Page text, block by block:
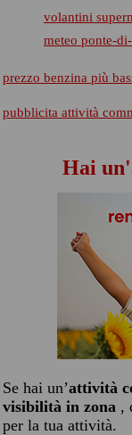
volantini
meteo ponte-
prezzo benzina più
pubblicita attività
Hai
Se hai un’attività
visibilità in zona ,
per la tua attività.